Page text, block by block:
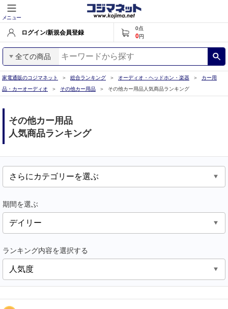
メニュー
ログイン/新規会員登録
0点
0円
全ての商品
家電通販のコジマネット 総合ランキング オーディオ・ヘッドホン・楽器
カー用
品・カーオーディオ
その他カー用品 その他カー用品人気商品ランキング
その他カー用品
人気商品ランキング
期間を選ぶ
ランキング内容を選択する